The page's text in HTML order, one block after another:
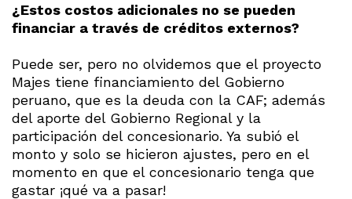
¿Estos costos adicionales no se pueden
financiar a través de créditos externos?
Puede ser, pero no olvidemos que el proyecto
Majes tiene financiamiento del Gobierno
peruano, que es la deuda con la CAF; además
del aporte del Gobierno Regional y la
participación del concesionario. Ya subió el
monto y solo se hicieron ajustes, pero en el
momento en que el concesionario tenga que
gastar ¡qué va a pasar!